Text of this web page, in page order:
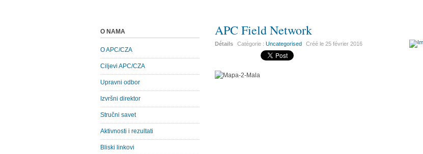
APC Field Network
Détails Catégorie :Uncategorised Créé le25 février 2016
O NAMA
O APC/CZA
Ciljevi APC/CZA
Upravni odbor
Izvršni direktor
Stručni savet
Aktivnosti i rezultati
Bliski linkovi